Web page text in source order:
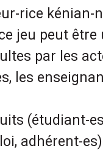
rice kénian-
jeu peut
par les
les
(étudiant-
adhérent-